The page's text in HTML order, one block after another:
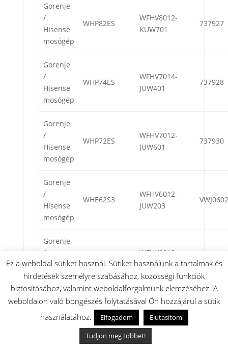
Gorenje
/
Hisense
mosógép
WHP82ES
WFHV8012-
KUW701
737927
Gorenje
/
Hisense
mosógép
WHP74ES
WFHV7014-
JUW401
737928
Gorenje
/
Hisense
mosógép
WHP72ES
WFHV7012-
JUW601
737930
Gorenje
/
Hisense
mosógép
WHE62S3
WFHV6012-
JUW203
Gorenje
/
Hisense
mosógép
WHE62S3
WFHV6012-
JUW203
Gorenje
Hisense
WHE72S3
WFHV7012-
JUW301
Ez a weboldal sütiket használ. Sütiket használunk a tartalmak és
hirdetések személyre szabásához, közösségi funkciók
biztosításához, valamint weboldalforgalmunk elemzéséhez. A
weboldalon való böngészés folytatásával Ön hozzájárul a sütik
használatához.
Elfogadom
Elutasítom
Tudjon meg többet!